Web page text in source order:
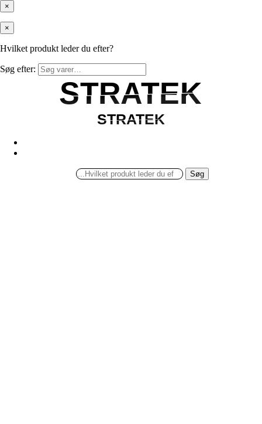
×
×
Hvilket produkt leder du efter?
Søg efter:
STRATEK
STRATEK
STRATEK
STRATEK
Søg